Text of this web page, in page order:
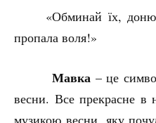
«Обминай їх,
пропала воля!»
Мавка– це
весни. Все прекрасне в